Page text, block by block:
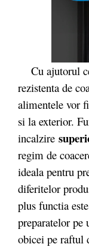
Cu ajutorul
rezistenta de
alimentele vor
si la exterior.
incalzire
regim de
ideala pentru
diferitelor
plus functia
preparatelor
obicei pe raftul